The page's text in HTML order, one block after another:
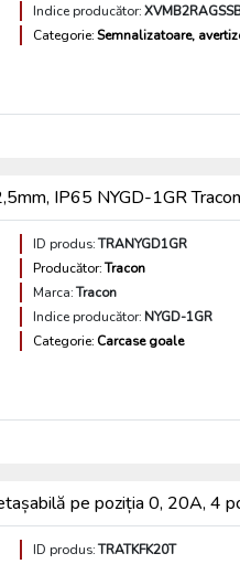
Indice producător:
Categorie: Semnalizatoare,
IP65 NYGD-1GR Tracon
ID produs: TRANYGD1GR
Producător: Tracon
Marca: Tracon
Indice producător: NYGD-1GR
Categorie: Carcase goale
pe poziția 0, 20A,
ID produs: TRATKFK20T